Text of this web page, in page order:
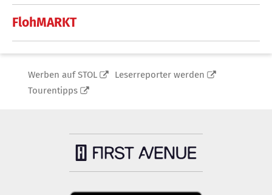
FlohMARKT
Werben auf STOL
Leserreporter werden
Tourentipps